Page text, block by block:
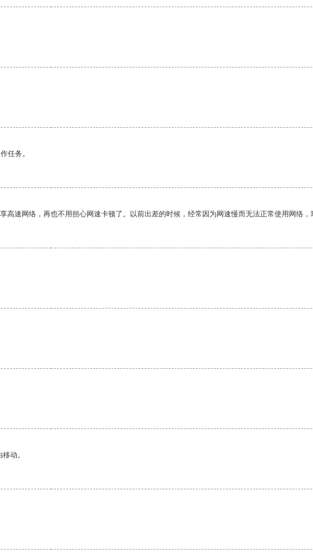
任务。
速网络，再也不用担心网速卡顿了。以前出差的时候，经常因为网速慢而无法正常使用网络，
动。